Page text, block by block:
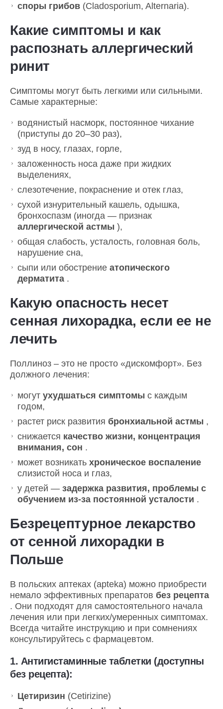
споры грибов (Cladosporium, Alternaria).
Какие симптомы и как
распознать аллергический
ринит
Симптомы могут быть легкими или сильными.
Самые характерные:
водянистый насморк, постоянное чихание
(приступы до 20–30 раз),
зуд в носу, глазах, горле,
заложенность носа даже при жидких
выделениях,
слезотечение, покраснение и отек глаз,
сухой изнурительный кашель, одышка,
бронхоспазм (иногда — признак
аллергической астмы ),
общая слабость, усталость, головная боль,
нарушение сна,
сыпи или обострение атопического
дерматита .
Какую опасность несет
сенная лихорадка, если ее не
лечить
Поллиноз – это не просто «дискомфорт». Без
должного лечения:
могут ухудшаться симптомы с каждым
годом,
растет риск развития бронхиальной астмы ,
снижается качество жизни, концентрация
внимания, сон .
может возникать хроническое воспаление
слизистой носа и глаз,
у детей — задержка развития, проблемы с
обучением из-за постоянной усталости .
Безрецептурное лекарство
от сенной лихорадки в
Польше
В польских аптеках (apteka) можно приобрести
немало эффективных препаратов без рецепта
. Они подходят для самостоятельного начала
лечения или при легких/умеренных симптомах.
Всегда читайте инструкцию и при сомнениях
консультируйтесь с фармацевтом.
1. Антигистаминные таблетки (доступны
без рецепта):
Цетиризин (Cetirizine)